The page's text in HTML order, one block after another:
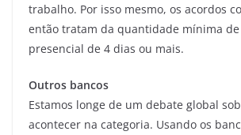
trabalho. Por isso mesmo, os acordos
então tratam da quantidade mínima
presencial de 4 dias ou mais.
Outros bancos
Estamos longe de um debate global
acontecer na categoria. Usando os